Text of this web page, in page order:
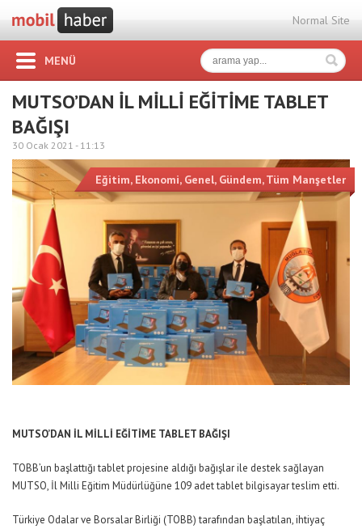
Normal Site
MENÜ
MUTSO’DAN İL MİLLİ EĞİTİME TABLET
BAĞIŞI
30 Ocak 2021 - 11:13
Eğitim, Ekonomi, Genel, Gündem,Tüm Manşetler
MUTSO’DAN İL MİLLİ EĞİTİME TABLET BAĞIŞI
TOBB’un başlattığı tablet projesine aldığı bağışlar ile destek sağlayan
MUTSO, İl Milli Eğitim Müdürlüğüne 109 adet tablet bilgisayar teslim etti.
Türkiye Odalar ve Borsalar Birliği (TOBB) tarafından başlatılan, ihtiyaç